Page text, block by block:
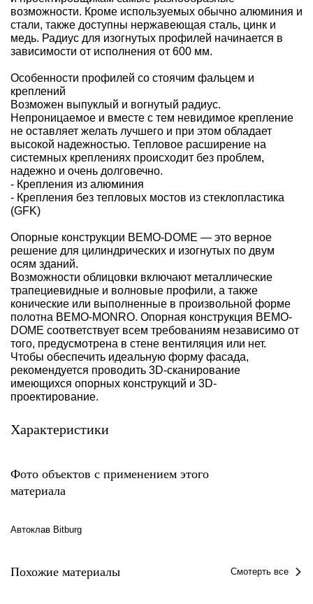
возможности. Кроме используемых обычно алюминия и
стали, также доступны нержавеющая сталь, цинк и
медь. Радиус для изогнутых профилей начинается в
зависимости от исполнения от 600 мм.
Особенности профилей со стоячим фальцем и
креплений
Возможен выпуклый и вогнутый радиус.
Непроницаемое и вместе с тем невидимое крепление
не оставляет желать лучшего и при этом обладает
высокой надежностью. Тепловое расширение на
системных креплениях происходит без проблем,
надежно и очень долговечно.
- Крепления из алюминия
- Крепления без тепловых мостов из стеклопластика
(GFK)
Опорные конструкции BEMO-DOME — это верное
решение для цилиндрических и изогнутых по двум
осям зданий.
Возможности облицовки включают металлические
трапециевидные и волновые профили, а также
конические или выполненные в произвольной форме
полотна BEMO-MONRO. Опорная конструкция BEMO-
DOME соответствует всем требованиям независимо от
того, предусмотрена в стене вентиляция или нет.
Чтобы обеспечить идеальную форму фасада,
рекомендуется проводить 3D-сканирование
имеющихся опорных конструкций и 3D-
проектирование.
Характеристики
Фото объектов с применением этого
материала
Автоклав Bitburg
Похожие материалы Смотерть все